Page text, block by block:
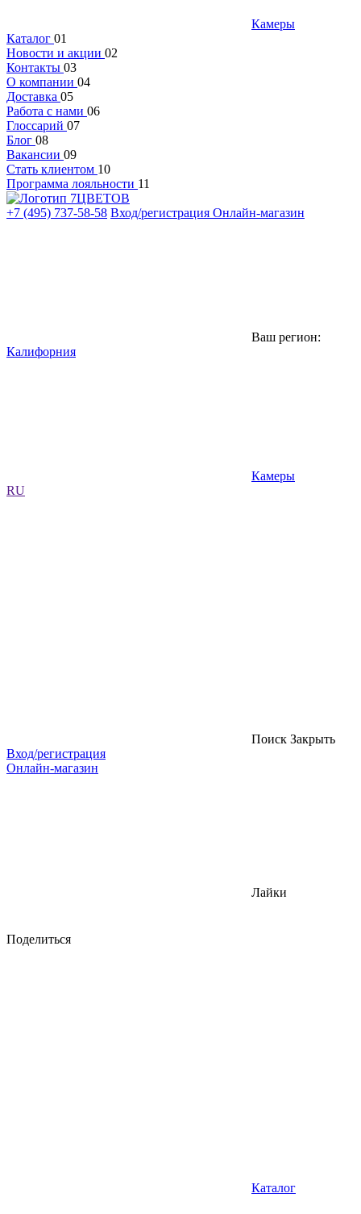
Камеры
Каталог 01
Новости и акции 02
Контакты 03
О компании 04
Доставка 05
Работа с нами 06
Глоссарий 07
Блог 08
Вакансии 09
Стать клиентом 10
Программа лояльности 11
+7 (495) 737-58-58 Вход/регистрация Онлайн-магазин
Ваш регион:
Калифорния
Камеры
RU
Поиск Закрыть
Вход/регистрация
Онлайн-магазин
Лайки
Поделиться
Каталог